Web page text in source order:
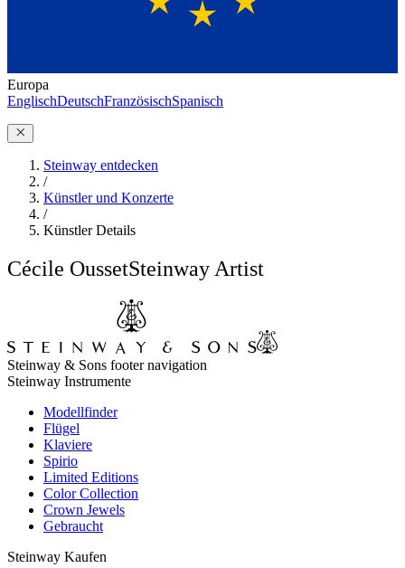
Europa
EnglischDeutschFranzösischSpanisch
Steinway entdecken
/
Künstler und Konzerte
/
Künstler Details
Cécile OussetSteinway Artist
Steinway & Sons footer navigation
Steinway Instrumente
Modellfinder
Flügel
Klaviere
Spirio
Limited Editions
Color Collection
Crown Jewels
Gebraucht
Steinway Kaufen